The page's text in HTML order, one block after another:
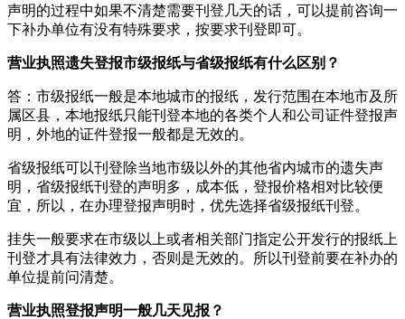
声明的过程中如果不清楚需要刊登几天的话，可以提前咨询一
下补办单位有没有特殊要求，按要求刊登即可。
营业执照遗失登报市级报纸与省级报纸有什么区别？
答：市级报纸一般是本地城市的报纸，发行范围在本地市及所
属区县，本地报纸只能刊登本地的各类个人和公司证件登报声
明，外地的证件登报一般都是无效的。
省级报纸可以刊登除当地市级以外的其他省内城市的遗失声
明，省级报纸刊登的声明多，成本低，登报价格相对比较便
宜，所以，在办理登报声明时，优先选择省级报纸刊登。
挂失一般要求在市级以上或者相关部门指定公开发行的报纸上
刊登才具有法律效力，否则是无效的。所以刊登前要在补办的
单位提前问清楚。
营业执照登报声明一般几天见报？